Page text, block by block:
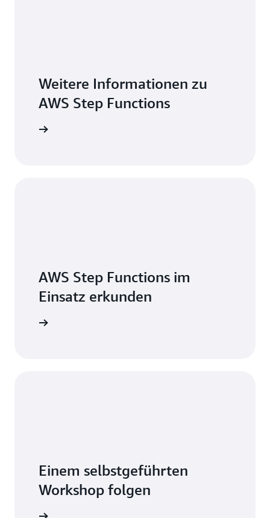
Weitere Informationen zu
AWS Step Functions
AWS Step Functions im
Einsatz erkunden
Einem selbstgeführten
Workshop folgen